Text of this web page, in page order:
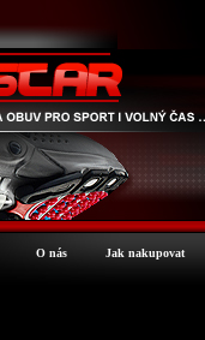
O nás Jak nakupovat